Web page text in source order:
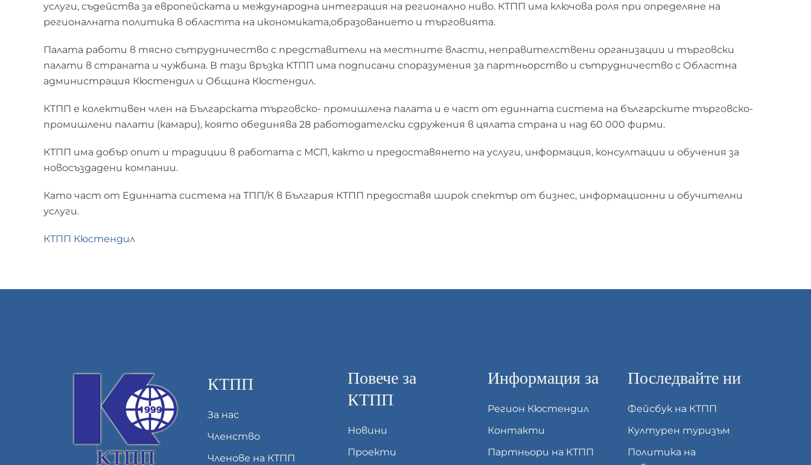
услуги, съдейства за европейската и международна интеграция на регионално ниво. КТПП има ключова роля при определяне на
регионалната политика в областта на икономиката,образованието и търговията.
Палата работи в тясно сътрудничество с представители на местните власти, неправителствени организации и търговски
палати в страната и чужбина. В тази връзка КТПП има подписани споразумения за партньорство и сътрудничество с Областна
администрация Кюстендил и Община Кюстендил.
КТПП е колективен член на Българската търговско- промишлена палата и е част от единната система на българските търговско-
промишлени палати (камари), която обединява 28 работодателски сдружения в цялата страна и над 60 000 фирми.
КТПП има добър опит и традиции в работата с МСП, както и предоставянето на услуги, информация, консултации и обучения за
новосъздадени компании.
Като част от Единната система на ТПП/К в България КТПП предоставя широк спектър от бизнес, информационни и обучителни
услуги.
КТПП Кюстендил
КТПП
За нас
Членство
Членове на КТПП
Повече за
КТПП
Новини
Проекти
Информация за
Регион Кюстендил
Контакти
Партньори на КТПП
Последвайте ни
Фейсбук на КТПП
Културен туризъм
Политика на